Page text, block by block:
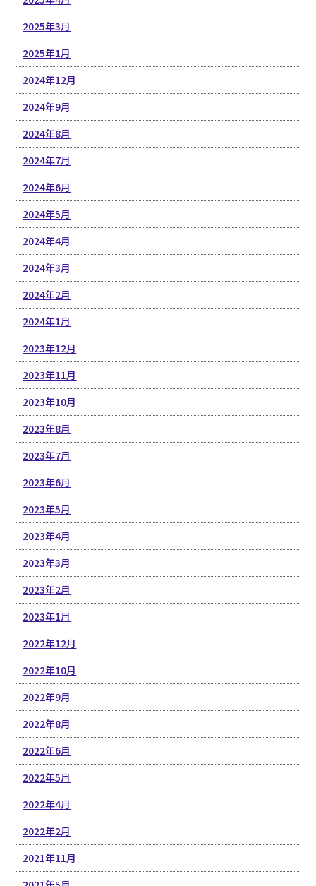
2025年3月
2025年1月
2024年12月
2024年9月
2024年8月
2024年7月
2024年6月
2024年5月
2024年4月
2024年3月
2024年2月
2024年1月
2023年12月
2023年11月
2023年10月
2023年8月
2023年7月
2023年6月
2023年5月
2023年4月
2023年3月
2023年2月
2023年1月
2022年12月
2022年10月
2022年9月
2022年8月
2022年6月
2022年5月
2022年4月
2022年2月
2021年11月